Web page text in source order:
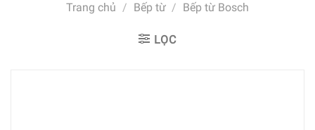
Trang chủ / Bếp từ / Bếp từ Bosch
LỌC